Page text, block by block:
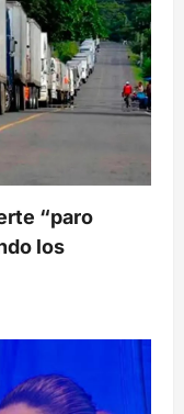
“paro
los